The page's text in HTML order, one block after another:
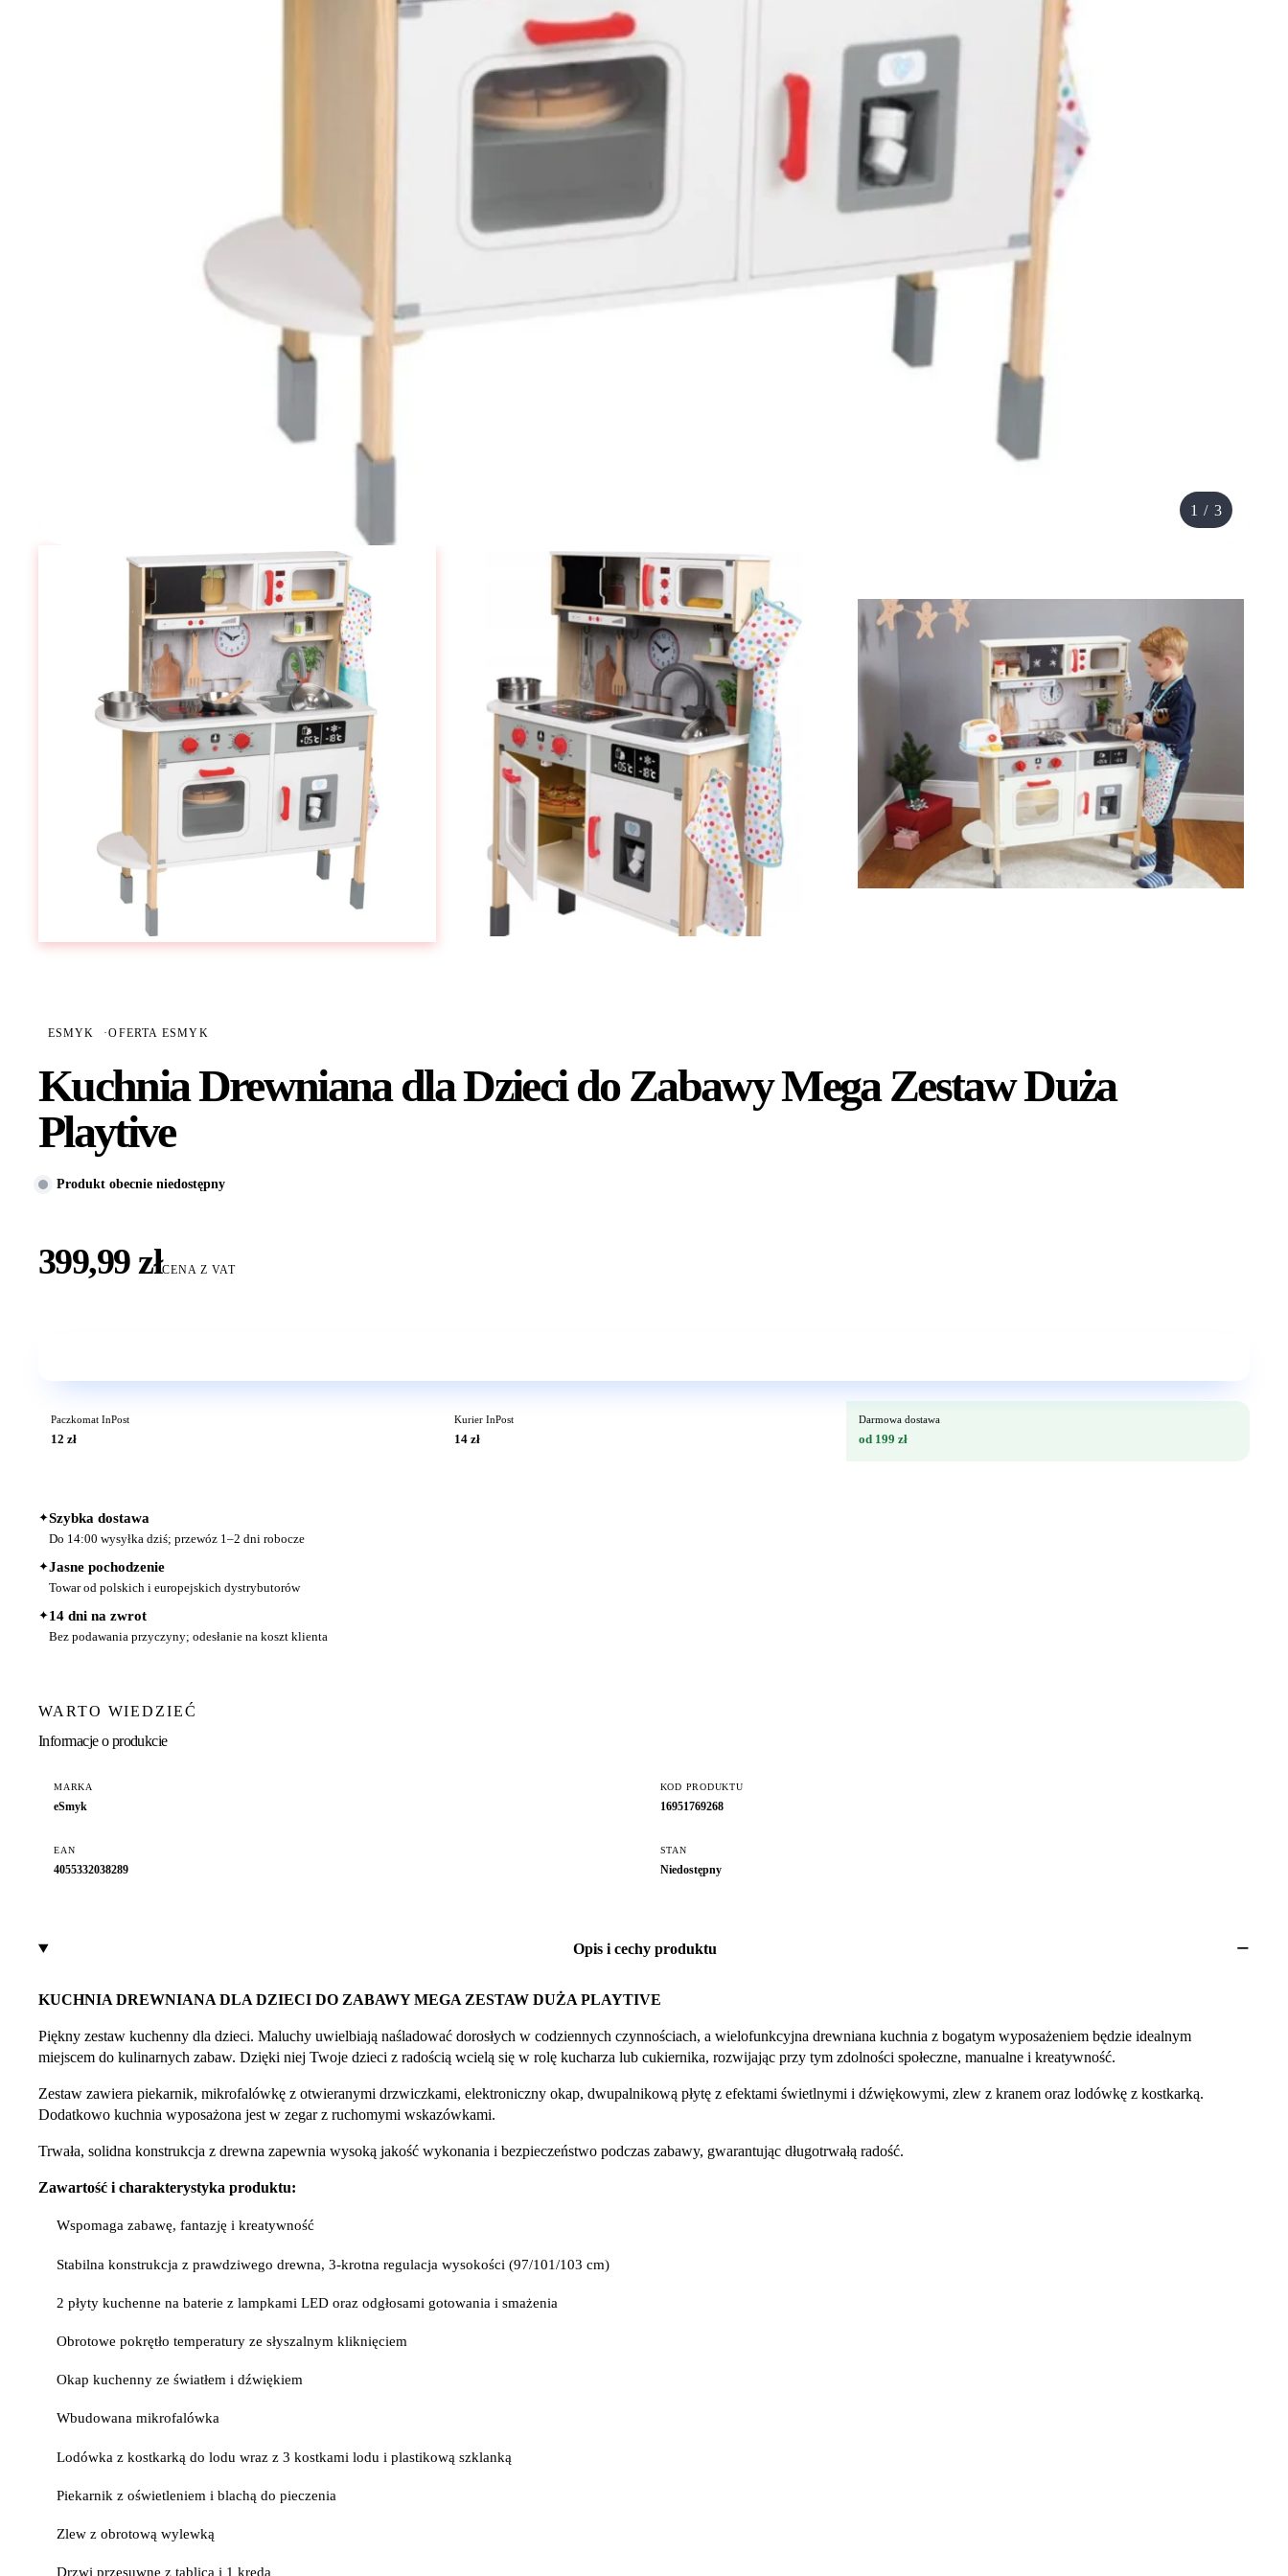
1 / 3
ESMYK ·OFERTA ESMYK
Kuchnia Drewniana dla Dzieci do Zabawy Mega Zestaw Duża
Playtive
Produkt obecnie niedostępny
399,99 złCENA Z VAT
Paczkomat InPost
12 zł
Kurier InPost
14 zł
Darmowa dostawa
od 199 zł
✦Szybka dostawa
Do 14:00 wysyłka dziś; przewóz 1–2 dni robocze
✦Jasne pochodzenie
Towar od polskich i europejskich dystrybutorów
✦14 dni na zwrot
Bez podawania przyczyny; odesłanie na koszt klienta
WARTO WIEDZIEĆ
Informacje o produkcie
MARKA
eSmyk
KOD PRODUKTU
16951769268
EAN
4055332038289
STAN
Niedostępny
Opis i cechy produktu
KUCHNIA DREWNIANA DLA DZIECI DO ZABAWY MEGA ZESTAW DUŻA PLAYTIVE
Piękny zestaw kuchenny dla dzieci. Maluchy uwielbiają naśladować dorosłych w codziennych czynnościach, a wielofunkcyjna drewniana kuchnia z bogatym wyposażeniem będzie idealnym
miejscem do kulinarnych zabaw. Dzięki niej Twoje dzieci z radością wcielą się w rolę kucharza lub cukiernika, rozwijając przy tym zdolności społeczne, manualne i kreatywność.
Zestaw zawiera piekarnik, mikrofalówkę z otwieranymi drzwiczkami, elektroniczny okap, dwupalnikową płytę z efektami świetlnymi i dźwiękowymi, zlew z kranem oraz lodówkę z kostkarką.
Dodatkowo kuchnia wyposażona jest w zegar z ruchomymi wskazówkami.
Trwała, solidna konstrukcja z drewna zapewnia wysoką jakość wykonania i bezpieczeństwo podczas zabawy, gwarantując długotrwałą radość.
Zawartość i charakterystyka produktu:
Wspomaga zabawę, fantazję i kreatywność
Stabilna konstrukcja z prawdziwego drewna, 3-krotna regulacja wysokości (97/101/103 cm)
2 płyty kuchenne na baterie z lampkami LED oraz odgłosami gotowania i smażenia
Obrotowe pokrętło temperatury ze słyszalnym kliknięciem
Okap kuchenny ze światłem i dźwiękiem
Wbudowana mikrofalówka
Lodówka z kostkarką do lodu wraz z 3 kostkami lodu i plastikową szklanką
Piekarnik z oświetleniem i blachą do pieczenia
Zlew z obrotową wylewką
Drzwi przesuwne z tablicą i 1 kredą